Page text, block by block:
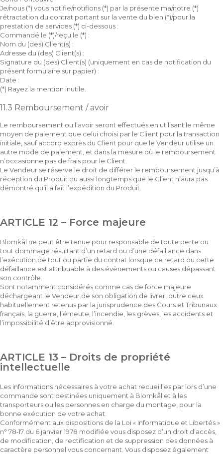
Je/nous (*) vous notifie/notifions (*) par la présente ma/notre (*)
rétractation du contrat portant sur la vente du bien (*)/pour la
prestation de services (*) ci-dessous :
Commandé le (*)/reçu le (*) :
Nom du (des) Client(s) :
Adresse du (des) Client(s) :
Signature du (des) Client(s) (uniquement en cas de notification du
présent formulaire sur papier) :
Date :
(*) Rayez la mention inutile.
11.3 Remboursement / avoir
Le remboursement ou l’avoir seront effectués en utilisant le même
moyen de paiement que celui choisi par le Client pour la transaction
initiale, sauf accord exprès du Client pour que le Vendeur utilise un
autre mode de paiement, et dans la mesure où le remboursement
n’occasionne pas de frais pour le Client.
Le Vendeur se réserve le droit de différer le remboursement jusqu’à
réception du Produit ou aussi longtemps que le Client n’aura pas
démontré qu’il a fait l’expédition du Produit.
ARTICLE 12 – Force majeure
Blomkål ne peut être tenue pour responsable de toute perte ou
tout dommage résultant d’un retard ou d’une défaillance dans
l’exécution de tout ou partie du contrat lorsque ce retard ou cette
défaillance est attribuable à des évènements ou causes dépassant
son contrôle.
Sont notamment considérés comme cas de force majeure
déchargeant le Vendeur de son obligation de livrer, outre ceux
habituellement retenus par la jurisprudence des Cours et Tribunaux
français, la guerre, l’émeute, l’incendie, les grèves, les accidents et
l’impossibilité d’être approvisionné.
ARTICLE 13 – Droits de propriété
intellectuelle
Les informations nécessaires à votre achat recueillies par lors d’une
commande sont destinées uniquement à Blomkål et à les
transporteurs ou les personnes en charge du montage, pour la
bonne exécution de votre achat.
Conformément aux dispositions de la Loi « Informatique et Libertés »
n° 78‐17 du 6 janvier 1978 modifiée vous disposez d’un droit d’accès,
de modification, de rectification et de suppression des données à
caractère personnel vous concernant. Vous disposez également